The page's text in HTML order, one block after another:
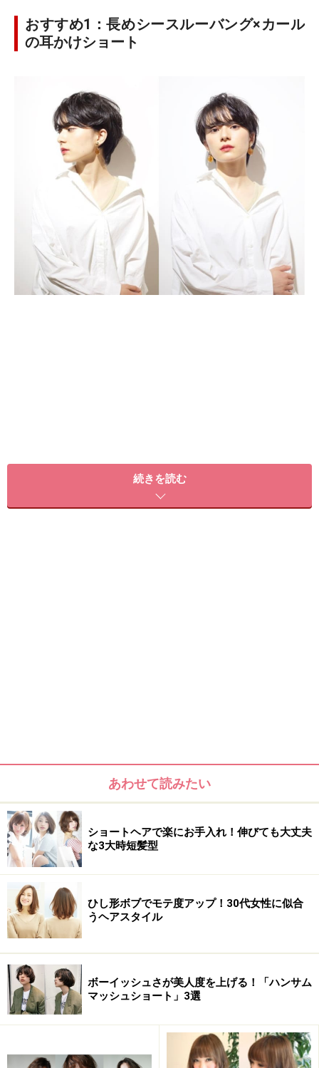
おすすめ1：長めシースルーバング×カール
の耳かけショート
おすすめ1：長めシースルーバング×カールの耳かけショート
顔型：四角・卵型・丸・ベース・面長・逆三角
髪のクセ：なし～強い
続きを読む
あわせて読みたい
ショートヘアで楽にお手入れ！伸びても大丈夫
な3大時短髪型
ひし形ボブでモテ度アップ！30代女性に似合
うヘアスタイル
ボーイッシュさが美人度を上げる！「ハンサム
マッシュショート」3選